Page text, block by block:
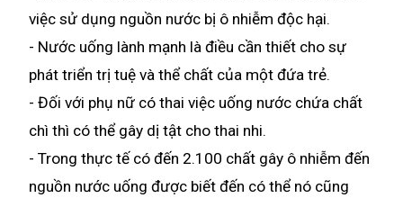
việc sử dụng nguồn nước bị ô nhiễm độc hại.
- Nước uống lành mạnh là điều cần thiết cho sự
phát triển trị tuệ và thể chất của một đứa trẻ.
- Đối với phụ nữ có thai việc uống nước chứa chất
chì thì có thể gây dị tật cho thai nhi.
- Trong thực tế có đến 2.100 chất gây ô nhiễm đến
nguồn nước uống được biết đến có thể nó cũng